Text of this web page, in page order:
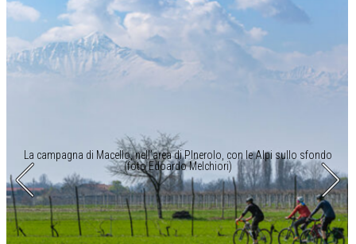
La campagna di Macello, nell’area di PInerolo, con le Alpi sullo sfondo
(foto Edoardo Melchiori)